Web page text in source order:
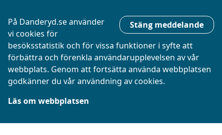
Stäng meddelande
På Danderyd.se använder
vi cookies för
besöksstatistik och för vissa funktioner i syfte att
förbättra och förenkla användarupplevelsen av vår
webbplats. Genom att fortsätta använda webbplatsen
godkänner du vår användning av cookies.
Läs om webbplatsen